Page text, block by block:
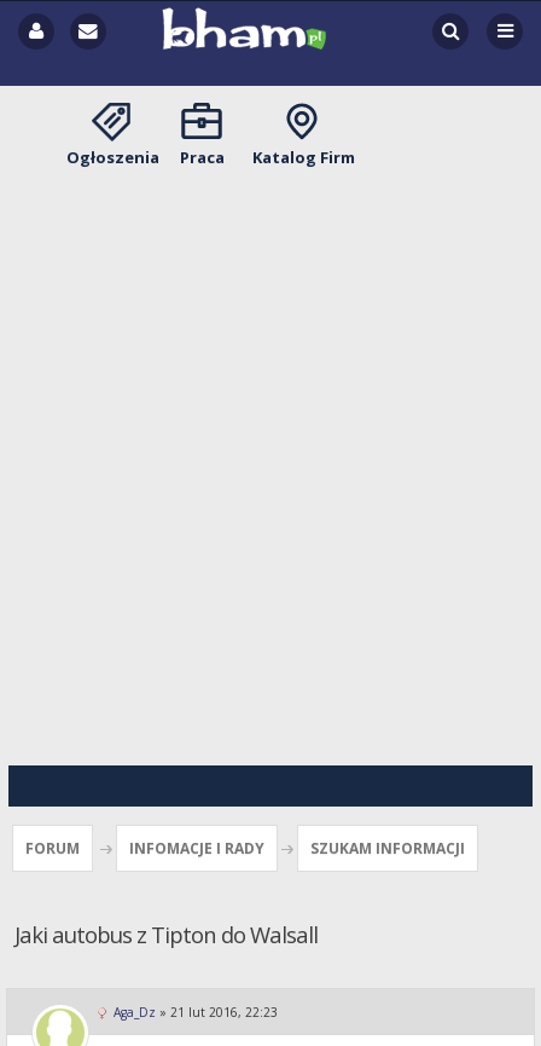
Ogłoszenia Praca Katalog Firm
FORUM INFOMACJE I RADY SZUKAM INFORMACJI
Jaki autobus z Tipton do Walsall
Aga_Dz » 21 lut 2016, 22:23